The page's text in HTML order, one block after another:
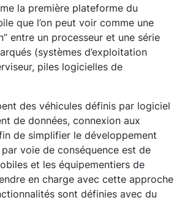
la première plateforme du
que l’on peut voir comme une
entre un processeur et une série
(systèmes d’exploitation
piles logicielles de
des véhicules définis par logiciel
de données, connexion aux
de simplifier le développement
voie de conséquence est de
et les équipementiers de
en charge avec cette approche
sont définies avec du